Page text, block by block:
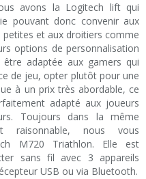
avons la Logitech lift qui
pouvant donc convenir aux
petites et aux droitiers comme
options de personnalisation
adaptée aux gamers qui
de jeu, opter plutôt pour une
à un prix très abordable, ce
adapté aux joueurs
Toujours dans la même
nous vous
M720 Triathlon. Elle est
sans fil avec 3 appareils
USB ou via Bluetooth.